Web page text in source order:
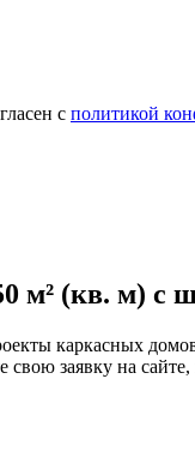
с политикой
(кв. м) с
каркасных
заявку на